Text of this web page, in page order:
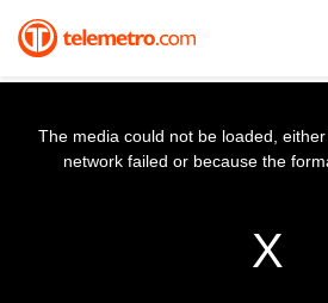
The media could not be loaded,
network failed or because the